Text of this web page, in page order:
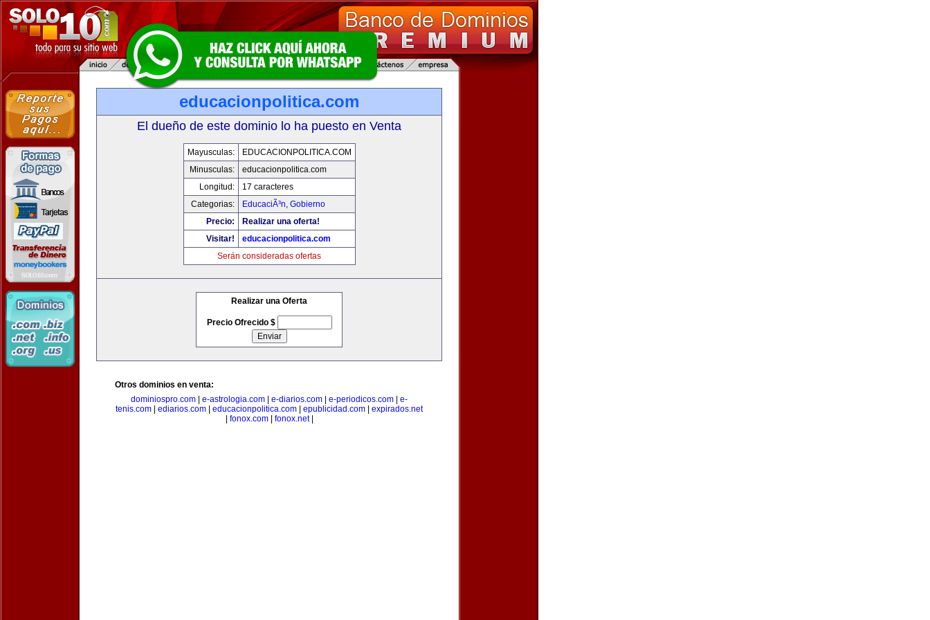
educacionpolitica.com
El dueño de este dominio lo ha puesto en Venta
Mayusculas:
EDUCACIONPOLITICA.COM
Minusculas:
educacionpolitica.com
Longitud:
17 caracteres
Categorias:
EducaciÃ³n, Gobierno
Precio:
Realizar una oferta!
Visitar!
educacionpolitica.com
Serán consideradas ofertas
Realizar una Oferta
Precio Ofrecido $
Otros dominios en venta:
dominiospro.com
e-astrologia.com e-diarios.com e-periodicos.com
e-
tenis.com
ediarios.com educacionpolitica.com epublicidad.com
expirados.net
fonox.com| fonox.net|